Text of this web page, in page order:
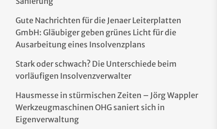
Gute Nachrichten für die Jenaer Leiterplatten
GmbH: Gläubiger geben grünes Licht für die
Ausarbeitung eines Insolvenzplans
Stark oder schwach? Die Unterschiede beim
vorläufigen Insolvenzverwalter
Hausmesse in stürmischen Zeiten – Jörg Wappler
Werkzeugmaschinen OHG saniert sich in
Eigenverwaltung